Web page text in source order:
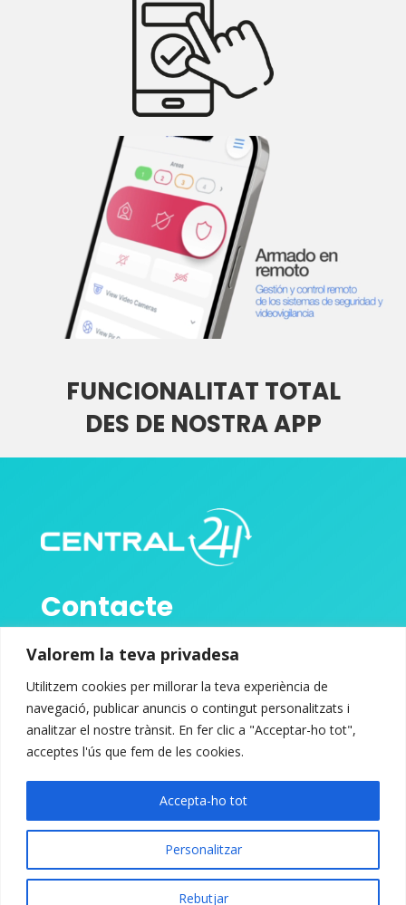
Valorem la teva privadesa
Utilitzem cookies per millorar la teva experiència de
navegació, publicar anuncis o contingut personalitzats i
analitzar el nostre trànsit. En fer clic a "Acceptar-ho tot",
acceptes l'ús que fem de les cookies.
Personalitzar
Rebutjar
Accepta-ho tot
FUNCIONALITAT TOTAL
DES DE NOSTRA APP
Contacte
 692 36 57 96
 hola@central24h.cat
Enllaços d’interès
Avís Legal
Política de Privacitat
Política de Cookies